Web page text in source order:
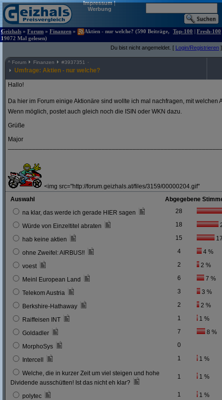
Impressum|
Werbung
Geizhals » Forum » Finanzen »
Aktien - nur welche? (590 Beiträge,
19072 Mal gelesen)
Top-100 | Fresh-100
Du bist nicht angemeldet. [ Login/Registrieren ]
^ Forum Finanzen #3937351
Umfrage: Aktien - nur welche?
Hallo!
Da hier im Forum einige Aktionäre sind wollte ich mal nachfragen, mit welchen
Wenn möglich, postet auch gleich noch die ISIN oder WKN dazu.
Grüße
Major
<img src="http://forum.geizhals.at/files/3159/00000204.gif"
Auswahl
Abgegebene
na klar, das werde ich gerade HIER sagen
28
Würde von Einzeltitel abraten 18
hab keine aktien 15
ohne Zweifel: AIRBUS!! 4 4 %
voest 2 2 %
Meinl European Land 6 7 %
Telekom Austria 3 3 %
Berkshire-Hathaway 2 2 %
Raiffeisen INT 1 1 %
Goldadler 7 8 %
MorphoSys 0
Intercell 1 1 %
Welche, die in kurzer Zeit um viel steigen und hohe
Dividende ausschütten! Ist das nicht eh klar?
1 1 %
polytec 1 1 %